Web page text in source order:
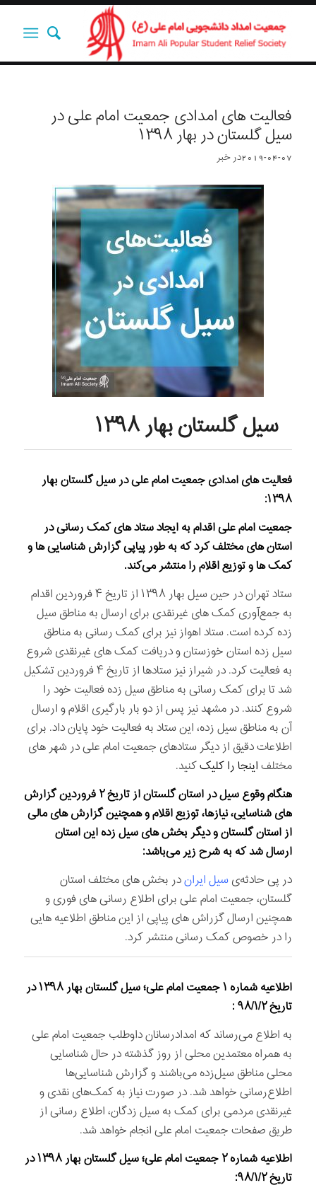
فعالیت های امدادی جمعیت امام علی در
سیل گلستان در بهار ۱۳۹۸
2019-04-07درخبر
سیل گلستان بهار ۱۳۹۸
فعالیت های امدادی جمعیت امام علی در سیل گلستان بهار
۱۳۹۸:
جمعیت امام علی اقدام به ایجاد ستاد های کمک‌ رسانی در
استان‌ های مختلف کرد که به طور پیاپی گزارش شناسایی ها و
کمک ها و توزیع اقلام را منتشر می‌کند.
ستاد تهران در حین سیل بهار ۱۳۹۸ از تاریخ ۴ فروردین اقدام
به جمع‌آوری کمک های غیرنقدی برای ارسال به مناطق سیل
زده کرده است. ستاد اهواز نیز برای کمک رسانی به مناطق
سیل زده استان خوزستان و دریافت کمک های غیرنقدی شروع
به فعالیت کرد. در شیراز نیز ستادها از تاریخ ۴ فروردین تشکیل
شد تا برای کمک رسانی به مناطق سیل زده فعالیت خود را
شروع کنند. در مشهد نیز پس از دو بار بارگیری اقلام و ارسال
آن به مناطق سیل زده، این ستاد به فعالیت خود پایان داد. برای
اطلاعات دقیق از دیگر ستادهای جمعیت امام علی در شهر های
مختلفاینجا را کلیککنید.
هنگام وقوع سیل در استان گلستان از تاریخ۲فروردین گزارش
های شناسایی، نیازها، توزیع اقلام و همچنین گزارش های مالی
از استان گلستان و دیگر بخش های سیل زده این استان
ارسال شد که به شرح زیر می‌باشد:
در پی حادثه‌یسیل ایراندر بخش های مختلف استان
گلستان، جمعیت امام علی برای اطلاع رسانی های فوری و
همچنین ارسال گزراش های پیاپی از این مناطق اطلاعیه هایی
را در خصوص کمک رسانی منتشر کرد.
اطلاعیه شماره ۱ جمعیت امام علی؛ سیل گلستان بهار ۱۳۹۸ در
تاریخ ۹۸/۱/۲ :
به اطلاع می‌رساند که امدادرسانان داوطلب جمعیت امام علی
به همراه معتمدین محلی از روز گذشته در حال شناسایی
محلی مناطق سیل‌زده می‌باشند و گزارش شناسایی‌ها
اطلاع‌رسانی خواهد شد. در صورت نیاز به کمک‌های نقدی و
غیرنقدی مردمی برای کمک به سیل زدگان، اطلاع رسانی از
طریق صفحات جمعیت امام علی انجام خواهد شد.
اطلاعیه شماره ۲ جمعیت امام علی؛ سیل گلستان بهار ۱۳۹۸ در
تاریخ ۹۸/۱/۲: